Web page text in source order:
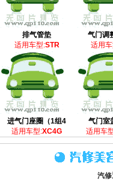
排气管垫
适用车型:STR
气门调
适用
进气门座圈（1组4
适用车型:XC4G
气门室
适用车
汽